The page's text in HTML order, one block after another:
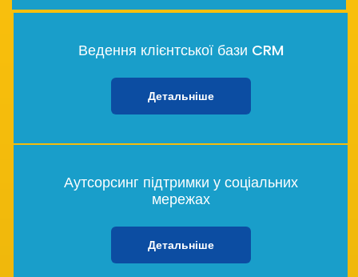
Ведення клієнтської бази CRM
Детальніше
Аутсорсинг підтримки у соціальних
мережах
Детальніше